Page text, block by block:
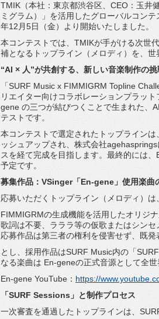
TMIK（本社： 東京都渋谷区、CEO：玉井
ミグラム）」を活用したグローバルコン
年12月5日（金）より開始いたしました。
本コンテストでは、 TMIKが手がける次世
補となるトップライン（メロディ）を、 世
“AI × 人”が共創する、新しい音楽制作の挑
「SURF Music x FIMMIGRM Topline
リエイター向けコラボレーションプラッ
gene の三つが結びつくことで生まれた、
テストです。
本コンテストで選定されたトップライン
ッシュ アップされ、 株式会社
スを経て完成を目指します。 最終的には、
予定です。
募集作品：VSinger「En-gene」 使用楽曲
応募いただくトップライン（メロディ）は、
FIMMIGRMの生成機能を活用したオリジ
歌詞は不要、ラララ等の仮歌またはシン
応募作品は第三者の権利を侵害せず、既発
とし、採用作品はSURF Music内の「
なる楽曲は En-geneの正式音源として全世
En-gene YouTube： https://www.youtube.
「SURF Sessions」と制作プロセス
一次審査を通過したトップラインは、